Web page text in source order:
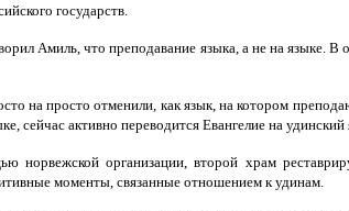
государств.
Амиль, что преподавание языка, а не на языке. В
на просто отменили, как язык, на котором
сейчас активно переводится Евангелие на удинский
норвежской организации, второй храм
моменты, связанные отношением к удинам.